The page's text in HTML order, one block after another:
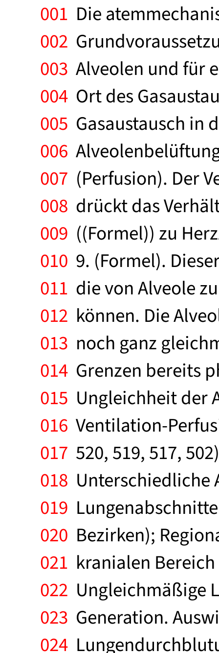
001 Die
002
003 Alveolen und für
004 Ort des
005 Gasaustausch in
006
007 (Perfusion). Der
008 drückt das
009 ((Formel)) zu
010 9. (Formel).
011 die von Alveole
012 können. Die
013 noch ganz
014 Grenzen bereits
015 Ungleichheit der
016 Ventilation-
017 520, 519, 517,
018 Unterschiedliche
019
020 Bezirken);
021 kranialen
022 Ungleichmäßige
023 Generation.
024